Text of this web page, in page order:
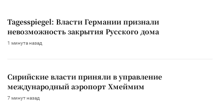
Tagesspiegel: Власти Германии признали
невозможность закрытия Русского дома
1 минута назад
Сирийские власти приняли в управление
международный аэропорт Хмеймим
7 минут назад